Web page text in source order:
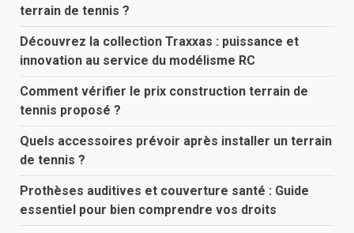
terrain de tennis ?
Découvrez la collection Traxxas : puissance et
innovation au service du modélisme RC
Comment vérifier le prix construction terrain de
tennis proposé ?
Quels accessoires prévoir après installer un terrain
de tennis ?
Prothèses auditives et couverture santé : Guide
essentiel pour bien comprendre vos droits